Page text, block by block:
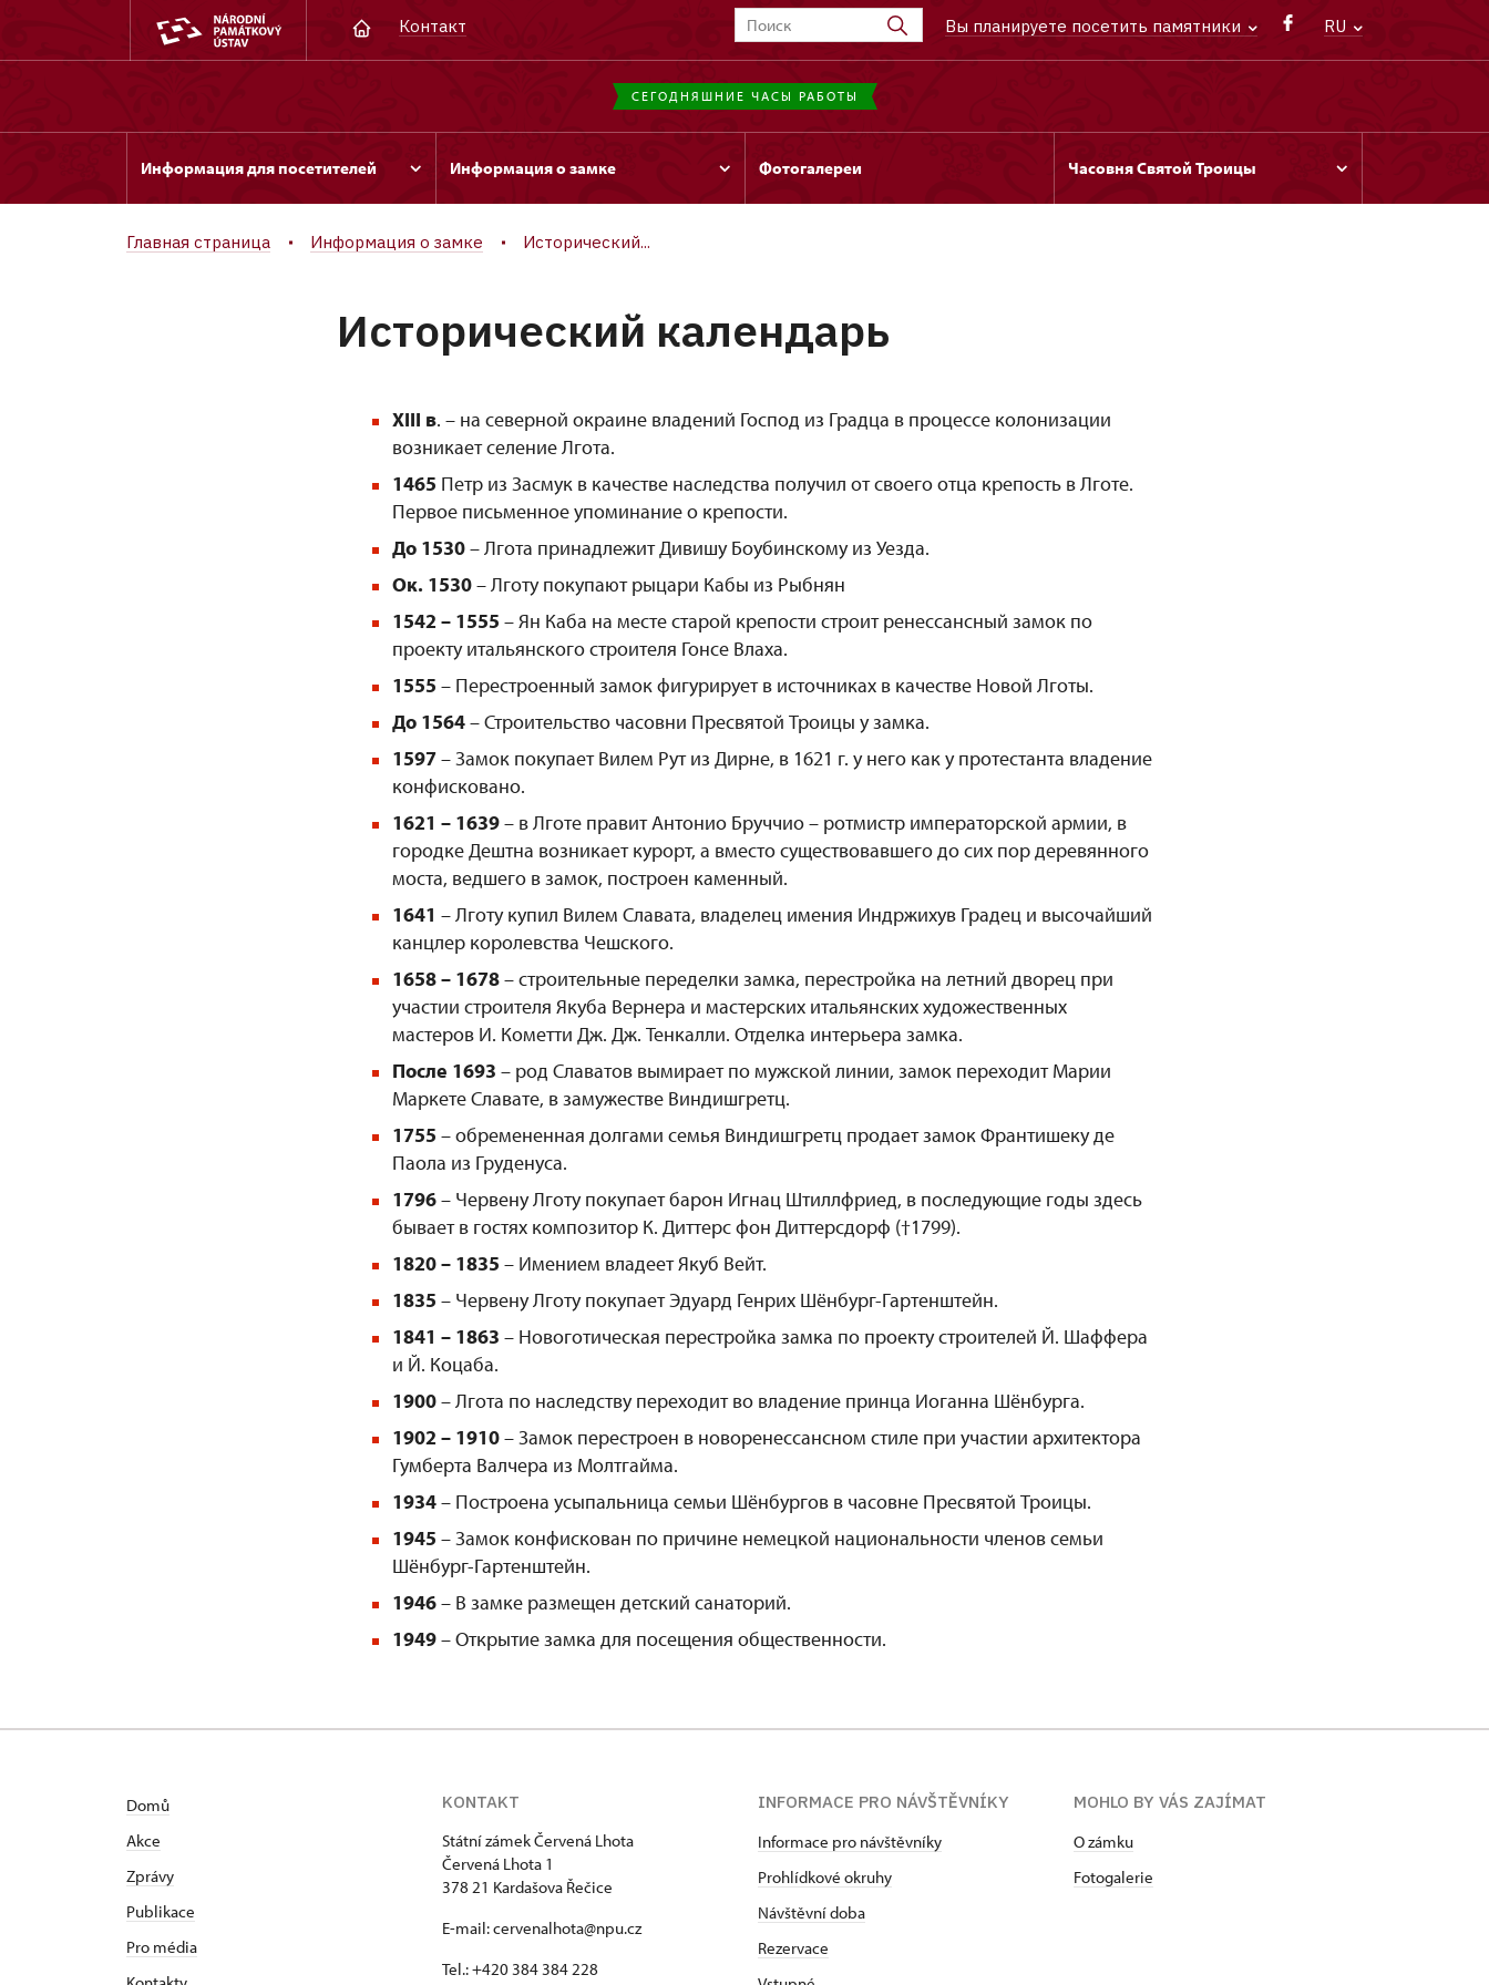
Контакт Вы планируете посетить памятники RU
СЕГОДНЯШНИЕ ЧАСЫ РАБОТЫ
Информация для посетителей Информация о замке Фотогалереи Часовня Святой Троицы
Главная страница Информация о замке Исторический...
Исторический календарь
XIII в. – на северной окраине владений Господ из Градца в процессе колонизации
возникает селение Лгота.
1465 Петр из Засмук в качестве наследства получил от своего отца крепость в Лготе.
Первое письменное упоминание о крепости.
До 1530– Лгота принадлежит Дивишу Боубинскому из Уезда.
Ок. 1530– Лготу покупают рыцари Кабы из Рыбнян
1542 – 1555 – Ян Каба на месте старой крепости строит ренессансный замок по
проекту итальянского строителя Гонсе Влаха.
1555 – Перестроенный замок фигурирует в источниках в качестве Новой Лготы.
До 1564– Строительство часовни Пресвятой Троицы у замка.
1597– Замок покупает Вилем Рут из Дирне, в 1621 г. у него как у протестанта владение
конфисковано.
1621 – 1639– в Лготе правит Антонио Бруччио – ротмистр императорской армии, в
городке Дештна возникает курорт, а вместо существовавшего до сих пор деревянного
моста, ведшего в замок, построен каменный.
1641 – Лготу купил Вилем Славата, владелец имения Индржихув Градец и высочайший
канцлер королевства Чешского.
1658– 1678– строительные переделки замка, перестройка на летний дворец при
участии строителя Якуба Вернера и мастерских итальянских художественных
мастеров И. Кометти Дж. Дж. Тенкалли. Отделка интерьера замка.
После 1693 – род Славатов вымирает по мужской линии, замок переходит Марии
Маркете Славате, в замужестве Виндишгретц.
1755 – обремененная долгами семья Виндишгретц продает замок Франтишеку де
Паола из Груденуса.
1796– Червену Лготу покупает барон Игнац Штиллфриед, в последующие годы здесь
бывает в гостях композитор К. Диттерс фон Диттерсдорф (†1799).
1820 – 1835 – Имением владеет Якуб Вейт.
1835 – Червену Лготу покупает Эдуард Генрих Шёнбург-Гартенштейн.
1841 – 1863 – Новоготическая перестройка замка по проекту строителей Й. Шаффера
и Й. Коцаба.
1900– Лгота по наследству переходит во владение принца Иоганна Шёнбурга.
1902 – 1910– Замок перестроен в новоренессансном стиле при участии архитектора
Гумберта Валчера из Молтгайма.
1934– Построена усыпальница семьи Шёнбургов в часовне Пресвятой Троицы.
1945 – Замок конфискован по причине немецкой национальности членов семьи
Шёнбург-Гартенштейн.
1946– В замке размещен детский санаторий.
1949– Открытие замка для посещения общественности.
Domů
Akce
Zprávy
Publikace
Pro média
KONTAKT
Státní zámek Červená Lhota
Červená Lhota 1
378 21 Kardašova Řečice
E-mail: cervenalhota@npu.cz
Tel.: +420 384 384 228
INFORMACE PRO NÁVŠTĚVNÍKY
Informace pro návštěvníky
Prohlídkové okruhy
Návštěvní doba
Rezervace
MOHLO BY VÁS ZAJÍMAT
O zámku
Fotogalerie